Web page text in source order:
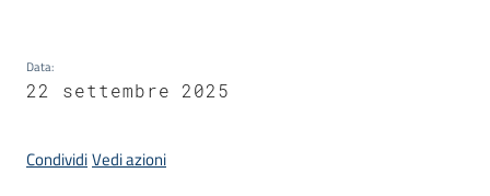
A
l
o
Data:
22 settembre 2025
CondividiVedi azioni